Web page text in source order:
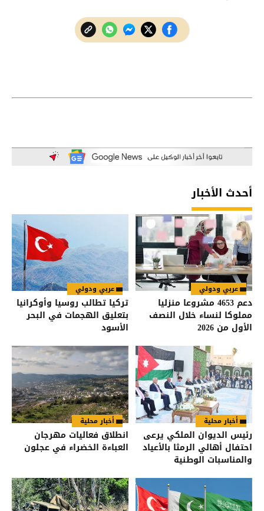
أحدث الأخبار
عربي ودولي
دعم 4653 مشروعا منزليا
مملوكا لنساء خلال النصف
الأول من 2026
عربي ودولي
تركيا تطالب روسيا وأوكرانيا
بتعليق الهجمات في البحر
الأسود
أخبار محلية
رئيس الديوان الملكي يرعى
احتفال أهالي الرمثا بالأعياد
والمناسبات الوطنية
أخبار محلية
انطلاق فعاليات مهرجان
العباءة الخضراء في عجلون